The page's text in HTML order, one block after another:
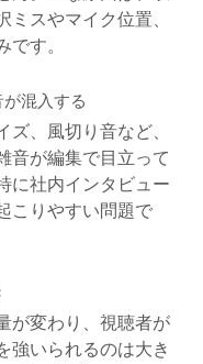
ミスやマイク位置、
です。
混入する
ズ、風切り音など、
音が編集で目立って
に社内インタビュー
こりやすい問題で
が変わり、視聴者が
強いられるのは大き